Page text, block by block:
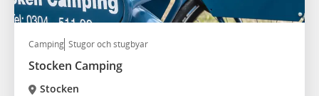
Camping Stugor och stugbyar
Stocken Camping
Stocken